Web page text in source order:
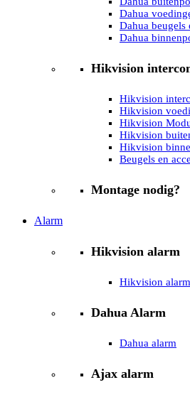
Dahua
Dahua beugels
Dahua
Hikvision
Hikvision
Hikvision
Hikvision
Hikvision
Hikvision
Beugels en
Montage nodig?
Alarm
Hikvision alarm
Hikvision alarm
Dahua Alarm
Dahua alarm
Ajax alarm